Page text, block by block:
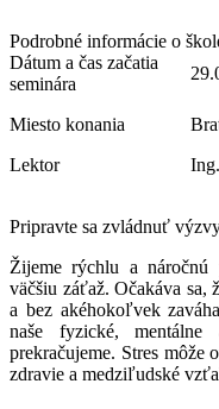
Podrobné informácie o
Dátum a čas začatia
seminára
Miesto konania
Lektor
Pripravte sa zvládnuť
Žijeme rýchlu a
väčšiu záťaž. Očakáva sa,
a bez akéhokoľvek
naše fyzické, mentálne
prekračujeme. Stres
zdravie a medziľudské